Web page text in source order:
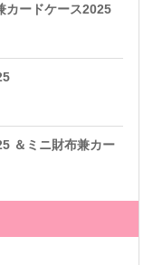
カードケース2025
＆ミニ財布兼カー